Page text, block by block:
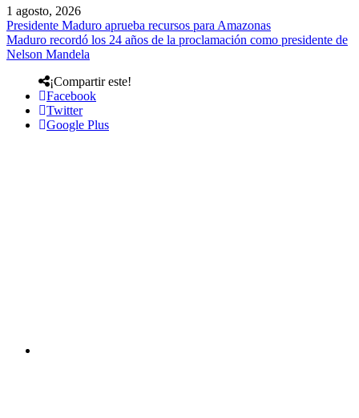
1 agosto, 2026
Presidente Maduro aprueba recursos para Amazonas
Maduro recordó los 24 años de la proclamación como presidente de
Nelson Mandela
¡Compartir este!
Facebook
Twitter
Google Plus